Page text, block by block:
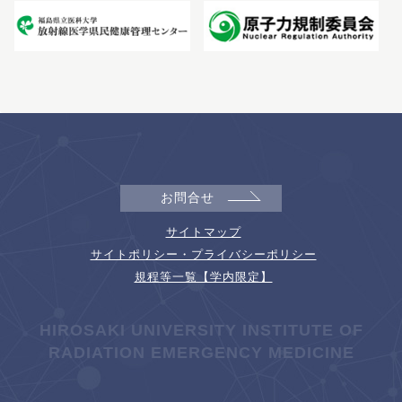
お問合せ
サイトマップ
サイトポリシー・プライバシーポリシー
規程等一覧【学内限定】
HIROSAKI UNIVERSITY INSTITUTE OF
RADIATION EMERGENCY MEDICINE